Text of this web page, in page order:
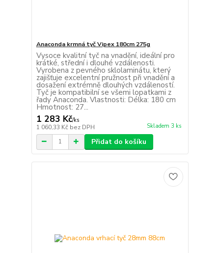
Anaconda krmná tyč Vipex 180cm 275g
Vysoce kvalitní tyč na vnadění, ideální pro
krátké, střední i dlouhé vzdálenosti.
Vyrobena z pevného sklolaminátu, který
zajišťuje excelentní pružnost při vnadění a
dosažení extrémně dlouhých vzdáleností.
Tyč je kompatibilní se všemi lopatkami z
řady Anaconda. Vlastnosti: Délka: 180 cm
Hmotnost: 27...
1 283 Kč/ks
1 060,33 Kč bez DPH Skladem 3 ks
Přidat do košíku